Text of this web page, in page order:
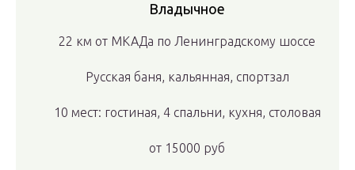
Владычное
22 км от МКАДа по Ленинградскому шоссе
Русская баня, кальянная, спортзал
10 мест: гостиная, 4 спальни, кухня, столовая
от 15000 руб